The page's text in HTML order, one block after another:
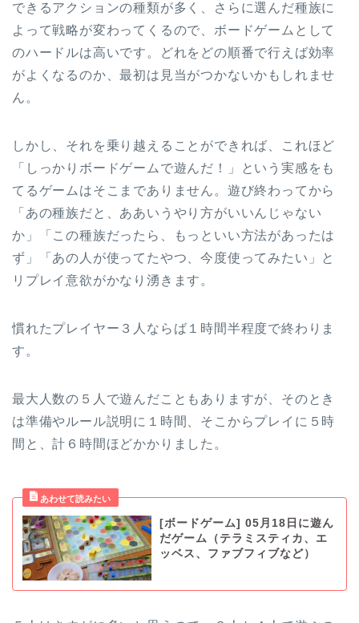
できるアクションの種類が多く、さらに選んだ種族に
よって戦略が変わってくるので、ボードゲームとして
のハードルは高いです。どれをどの順番で行えば効率
がよくなるのか、最初は見当がつかないかもしれませ
ん。
しかし、それを乗り越えることができれば、これほど
「しっかりボードゲームで遊んだ！」という実感をも
てるゲームはそこまでありません。遊び終わってから
「あの種族だと、ああいうやり方がいいんじゃない
か」「この種族だったら、もっといい方法があったは
ず」「あの人が使ってたやつ、今度使ってみたい」と
リプレイ意欲がかなり湧きます。
慣れたプレイヤー３人ならば１時間半程度で終わりま
す。
最大人数の５人で遊んだこともありますが、そのとき
は準備やルール説明に１時間、そこからプレイに５時
間と、計６時間ほどかかりました。
[ボードゲーム] 05月18日に遊ん
だゲーム（テラミスティカ、エ
ッベス、ファブフィブなど）